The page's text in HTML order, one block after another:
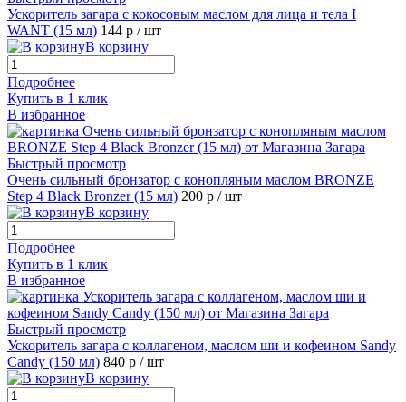
Ускоритель загара с кокосовым маслом для лица и тела I
WANT (15 мл) 144 р / шт
В корзину
Подробнее
Купить в 1 клик
В избранное
Быстрый просмотр
Очень сильный бронзатор с конопляным маслом BRONZE
Step 4 Black Bronzer (15 мл) 200 р / шт
В корзину
Подробнее
Купить в 1 клик
В избранное
Быстрый просмотр
Ускоритель загара с коллагеном, маслом ши и кофеином Sandy
Candy (150 мл) 840 р / шт
В корзину